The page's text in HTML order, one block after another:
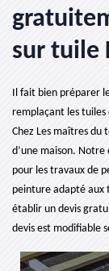
sur tuile
Il fait bien préparer
remplaçant les tuiles
Chez Les maîtres du
d’une maison.
pour les travaux de
peinture adapté aux
établir un devis
devis est modifiable